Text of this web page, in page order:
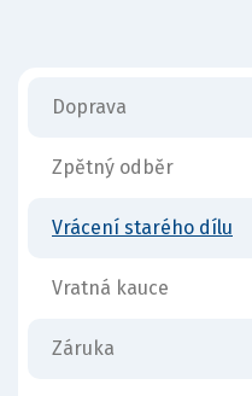
Doprava
Zpětný odběr
Vrácení starého dílu
Vratná kauce
Záruka